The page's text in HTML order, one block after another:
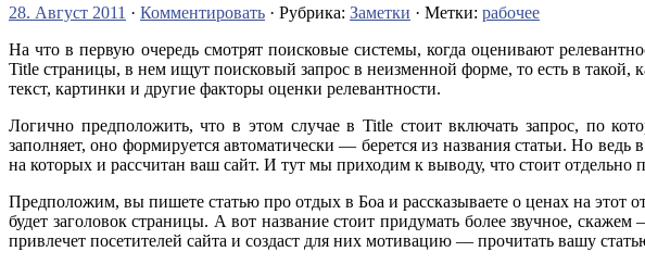
28. Август 2011 · Комментировать · Рубрика: Заметки · Метки: рабочее
На что в первую очередь смотрят поисковые системы, когда оценивают
Title страницы, в нем ищут поисковый запрос в неизменной форме, то есть в такой,
текст, картинки и другие факторы оценки релевантности.
Логично предположить, что в этом случае в Title стоит включать запрос, по
заполняет, оно формируется автоматически — берется из названия статьи. Но
на которых и рассчитан ваш сайт. И тут мы приходим к выводу, что стоит
Предположим, вы пишете статью про отдых в Боа и рассказываете о ценах на этот
будет заголовок страницы. А вот название стоит придумать более звучное,
привлечет посетителей сайта и создаст для них мотивацию — прочитать вашу